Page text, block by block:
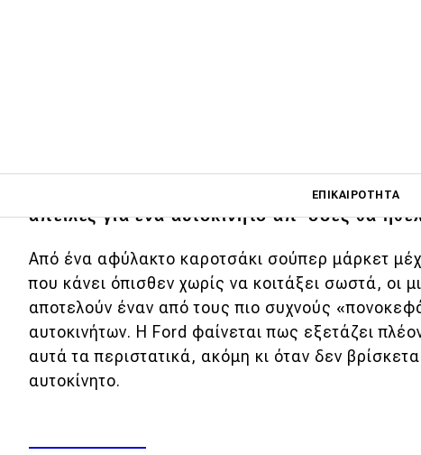
ΕΠΙΚΑΙΡΌΤΗΤΑ
Main navigation
Επικαιρότητα
Νέα μοντέλα
Πρωτότυπα
Ελλάδα
Η καθημερινότητα σε ένα πάρκινγκ κρύβει
απειλές για ένα αυτοκίνητο απ’ όσες θα
Από ένα αφύλακτο καροτσάκι σούπερ μάρκετ
που κάνει όπισθεν χωρίς να κοιτάξει σωστά, οι
αποτελούν έναν από τους πιο συχνούς
αυτοκινήτων. Η Ford φαίνεται πως εξετάζει
αυτά τα περιστατικά, ακόμη κι όταν δεν
αυτοκίνητο.